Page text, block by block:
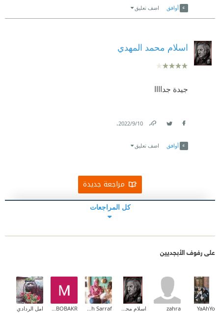
أوافق اضف تعليق
اسلام محمد المهدي
جيدة جداااا
10‏/9‏/2022
.
أوافق اضف تعليق
مراجعة جديدة
كل المراجعات
على رفوف الأبجديين
YaAhYo
zahra امل الردادي